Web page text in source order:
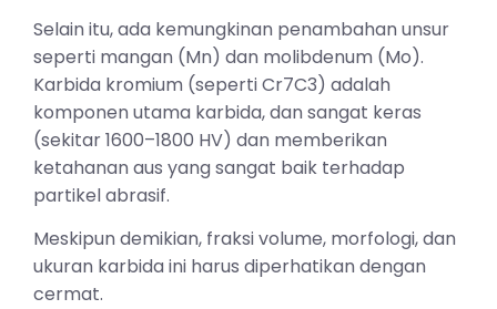
Selain itu, ada kemungkinan penambahan unsur
seperti mangan (Mn) dan molibdenum (Mo).
Karbida kromium (seperti Cr7C3) adalah
komponen utama karbida, dan sangat keras
(sekitar 1600–1800 HV) dan memberikan
ketahanan aus yang sangat baik terhadap
partikel abrasif.
Meskipun demikian, fraksi volume, morfologi, dan
ukuran karbida ini harus diperhatikan dengan
cermat.